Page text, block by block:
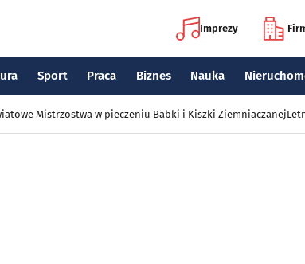
Imprezy
Sport Praca Biznes Nauka
Mistrzostwa w pieczeniu Babki i Kiszki Ziemniaczanej